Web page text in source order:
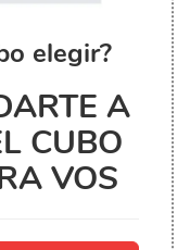
elegir?
A
CUBO
VOS